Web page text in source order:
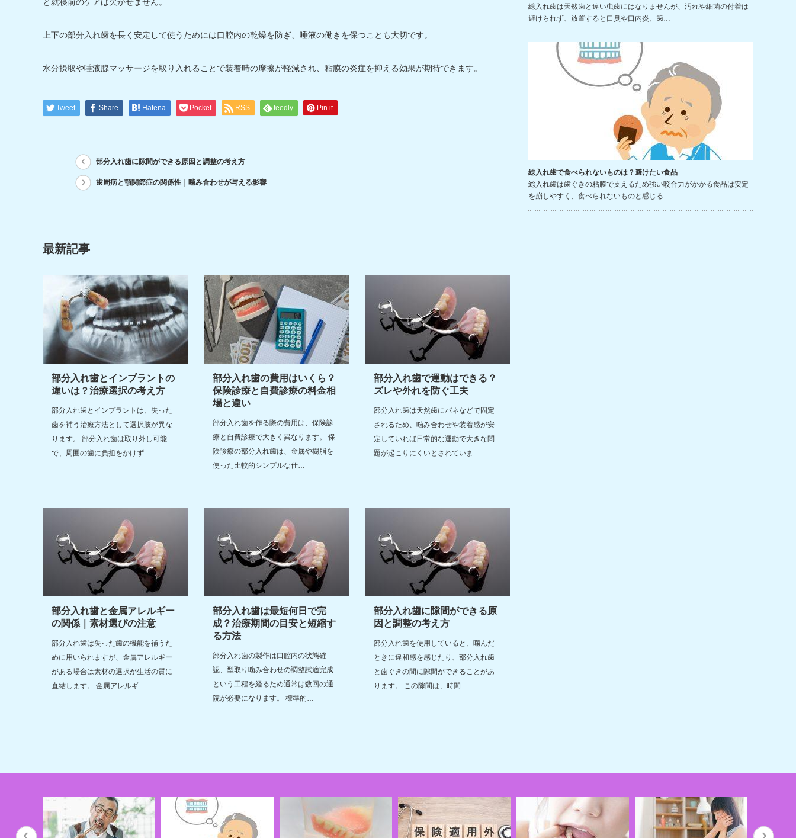
上下の部分入れ歯を長く安定して使うためには口腔内の乾燥を防ぎ、唾液の働きを保つことも大切です。
水分摂取や唾液腺マッサージを取り入れることで装着時の摩擦が軽減され、粘膜の炎症を抑える効果が期待できます。
Tweet Share Hatena Pocket RSS feedly Pin it
部分入れ歯に隙間ができる原因と調整の考え方
歯周病と顎関節症の関係性｜噛み合わせが与える影響
最新記事
部分入れ歯とインプラントの
違いは？治療選択の考え方
部分入れ歯とインプラントは、失った
歯を補う治療方法として選択肢が異な
ります。 部分入れ歯は取り外し可能
で、周囲の歯に負担をかけず…
部分入れ歯の費用はいくら？
保険診療と自費診療の料金相
場と違い
部分入れ歯を作る際の費用は、保険診
療と自費診療で大きく異なります。 保
険診療の部分入れ歯は、金属や樹脂を
使った比較的シンプルな仕…
部分入れ歯で運動はできる？
ズレや外れを防ぐ工夫
部分入れ歯は天然歯にバネなどで固定
されるため、噛み合わせや装着感が安
定していれば日常的な運動で大きな問
題が起こりにくいとされていま…
部分入れ歯と金属アレルギー
の関係｜素材選びの注意
部分入れ歯は失った歯の機能を補うた
めに用いられますが、金属アレルギー
がある場合は素材の選択が生活の質に
直結します。 金属アレルギ…
部分入れ歯は最短何日で完
成？治療期間の目安と短縮す
る方法
部分入れ歯の製作は口腔内の状態確
認、型取り噛み合わせの調整試適完成
という工程を経るため通常は数回の通
院が必要になります。 標準的…
部分入れ歯に隙間ができる原
因と調整の考え方
部分入れ歯を使用していると、噛んだ
ときに違和感を感じたり、部分入れ歯
と歯ぐきの間に隙間ができることがあ
ります。 この隙間は、時間…
総入れ歯は天然歯と違い虫歯にはなりませんが、汚れや細菌の付着は
避けられず、放置すると口臭や口内炎、歯…
総入れ歯で食べられないものは？避けたい食品
総入れ歯は歯ぐきの粘膜で支えるため強い咬合力がかかる食品は安定
を崩しやすく、食べられないものと感じる…